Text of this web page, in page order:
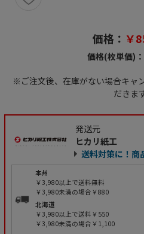
価格： ￥
価格(枚単価)：
※ご注文後、在庫がない場合キャ
だきま
発送元
ヒカリ紙工
送料対策に！商
本州
￥3,980以上で送料無料
￥3,980未満の場合￥880
北海道
￥3,980以上で送料￥550
￥3,980未満の場合￥1,100